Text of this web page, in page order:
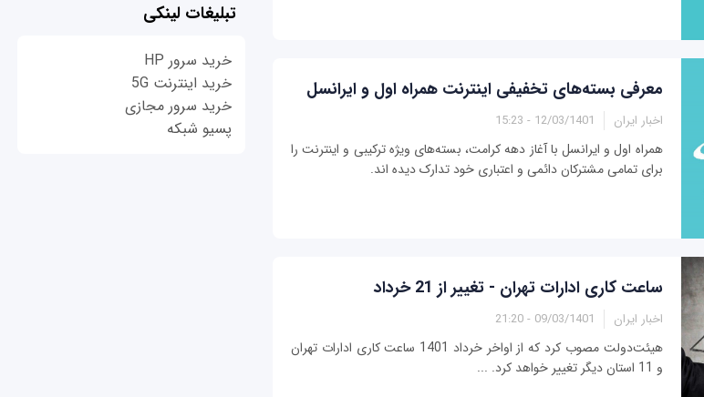
معرفی بسته‌های تخفیفی اینترنت همراه اول و ایرانسل
اخبار ایران 12/03/1401 - 15:23
همراه اول و ایرانسل با آغاز دهه کرامت، بسته‌های ویژه ترکیبی و اینترنت را
برای تمامی مشترکان دائمی و اعتباری خود تدارک دیده اند.
‏ساعت کاری ادارات ‎تهران - تغییر از 21 خرداد
اخبار ایران 09/03/1401 - 21:20
هیئت‌دولت مصوب کرد که از اواخر خرداد 1401 ساعت کاری ادارات تهران
و 11 استان دیگر تغییر خواهد کرد. ...
تبلیغات لینکی
خرید سرور HP
خرید اینترنت 5G
خرید سرور مجازی
پسیو شبکه